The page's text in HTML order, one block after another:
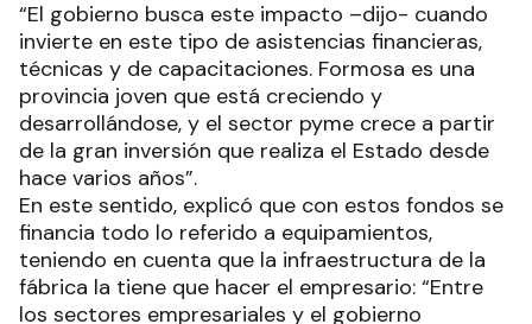
“El gobierno busca este impacto –dijo- cuando
invierte en este tipo de asistencias financieras,
técnicas y de capacitaciones. Formosa es una
provincia joven que está creciendo y
desarrollándose, y el sector pyme crece a partir
de la gran inversión que realiza el Estado desde
hace varios años”.
En este sentido, explicó que con estos fondos se
financia todo lo referido a equipamientos,
teniendo en cuenta que la infraestructura de la
fábrica la tiene que hacer el empresario: “Entre
los sectores empresariales y el gobierno